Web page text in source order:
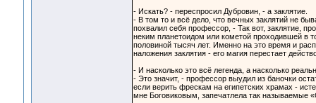
- Искать? - переспросил Дубровин, - а заклятие.
- В том то и всё дело, что вечных заклятий не
похвалил себя профессор, - Так вот, заклятие,
неким планетоидом или кометой проходившей в
половиной тысяч лет. Именно на это время и
наложения заклятия - его магия перестает
- И насколько это всё легенда, а насколько
- Это значит, - профессор выудил из баночки
если верить фрескам на египетских храмах -
мне Боговиковым, запечатлела так называемые